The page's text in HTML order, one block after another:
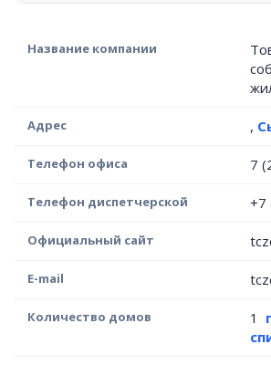
Название компании
Адрес ,
Телефон офиса 7
Телефон диспетчерской +7
Официальный сайт
E-mail
Количество домов 1